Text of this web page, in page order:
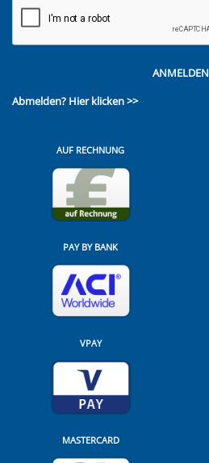
ANMELDEN
Abmelden? Hier klicken >>
AUF RECHNUNG
PAY BY BANK
VPAY
MASTERCARD